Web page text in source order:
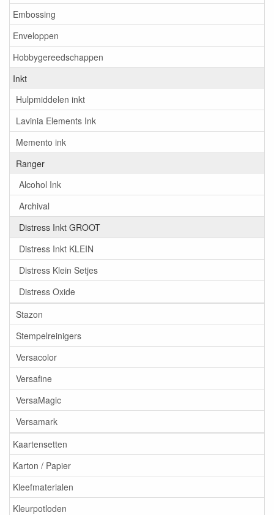
Embossing
Enveloppen
Hobbygereedschappen
Inkt
Hulpmiddelen inkt
Lavinia Elements Ink
Memento ink
Ranger
Alcohol Ink
Archival
Distress Inkt GROOT
Distress Inkt KLEIN
Distress Klein Setjes
Distress Oxide
Stazon
Stempelreinigers
Versacolor
Versafine
VersaMagic
Versamark
Kaartensetten
Karton / Papier
Kleefmaterialen
Kleurpotloden